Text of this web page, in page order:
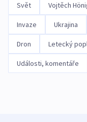
Svět Vojtěch
Invaze Ukrajina
Dron Letecký
Události, komentáře